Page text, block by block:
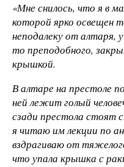
«Мне снилось, что я в
которой ярко освещен
неподалеку от алтаря,
то преподобного,
крышкой.
В алтаре на престоле
ней лежит голый
сзади престола стоят
я читаю им лекции по
вздрагиваю от
что упала крышка с